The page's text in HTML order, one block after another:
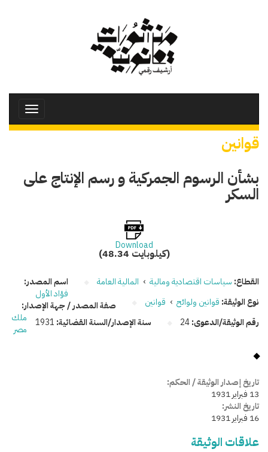
Toggle
قوانين
بشأن الرسوم الجمركية و رسم الإنتاج على
السكر
Download
(48.34 كيلوبايت)
القطاع: سياسات اقتصادية ومالية › المالية العامة
نوع الوثيقة: قوانين ولوائح › قوانين
رقم الوثيقة/الدعوى:24 سنة الإصدار/السنة القضائية: 1931
اسم المصدر:
فؤاد الأول
صفة المصدر / جهة الإصدار:
ملك
مصر
تاريخ إصدار الوثيقة / الحكم:
13 فبراير 1931
تاريخ النشر:
16 فبراير 1931
علاقات الوثيقة